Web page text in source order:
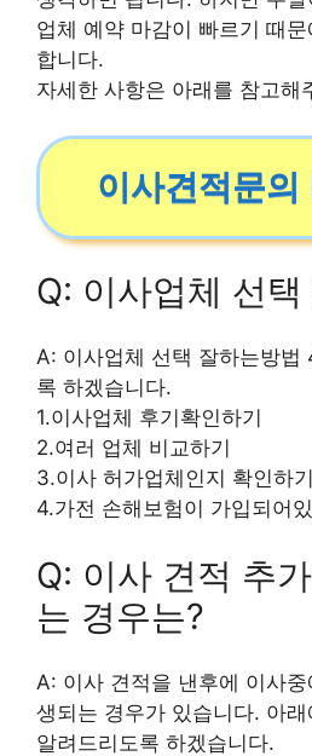
업체 예약 마감이 빠르기 때
합니다.
자세한 사항은 아래를 참고해
이사견적문의
Q: 이사업체 선
A: 이사업체 선택 잘하는방법
록 하겠습니다.
1.이사업체 후기확인하기
2.여러 업체 비교하기
3.이사 허가업체인지 확인하기
4.가전 손해보험이 가입되어
Q: 이사 견적 추
는 경우는?
A: 이사 견적을 낸후에 이사
생되는 경우가 있습니다. 아
알려드리도록 하겠습니다.